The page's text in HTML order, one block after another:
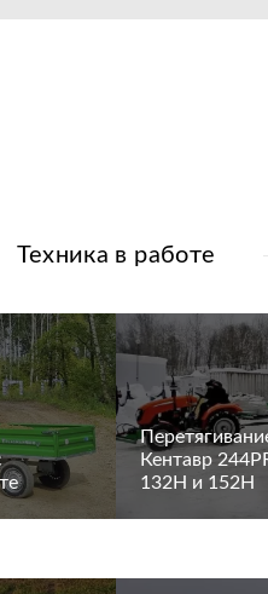
Техника в работе
Кентавр
132H и 152H